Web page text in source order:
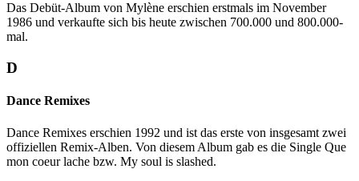
Das Debüt-Album von Mylène erschien erstmals im November
1986 und verkaufte sich bis heute zwischen 700.000 und 800.000-
mal.
D
Dance Remixes
Dance Remixes erschien 1992 und ist das erste von insgesamt zwei
offiziellen Remix-Alben. Von diesem Album gab es die Single Que
mon coeur lache bzw. My soul is slashed.